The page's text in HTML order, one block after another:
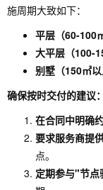
施周期大致如下：
平层（60-100
大平层（100-
别墅（150㎡以
确保按时交付的建议：
在合同中明确
要求服务商提
点。
定期参与"节点